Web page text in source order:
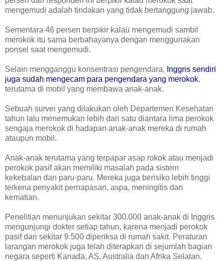
mengemudi adalah tindakan yang tidak bertanggung jawab.
Sementara 46 persen berpikir kalau mengemudi sambil
merokok itu sama berbahayanya dengan menggunakan
ponsel saat mengemudi.
Selain mengganggu konsentrasi pengendara, Inggris sendiri
juga sudah mengecam para pengendara yang merokok,
terutama di mobil yang membawa anak-anak.
Sebuah survei yang dilakukan oleh Departemen Kesehatan
tahun lalu menemukan lebih dari satu diantara lima perokok
sengaja merokok di hadapan anak-anak mereka di rumah
ataupun mobil.
Anak-anak terutama yang terpapar asap rokok atau menjadi
perokok pasif akan memiliki masalah pada sistem
kekebalan dan paru-paru. Mereka juga berisiko lebih tinggi
terkena penyakit pernapasan, aspa, meningitis dan
kematian.
Penelitian menunjukan sekitar 300.000 anak-anak di Inggris
mengunjungi dokter setiap tahun, karena menjadi perokok
pasif dan sekitar 9.500 diperiksa di rumah sakit. Peraturan
larangan merokok juga telah diterapkan di sejumlah bagian
negara seperti Kanada, AS, Australia dan Afrika Selatan.